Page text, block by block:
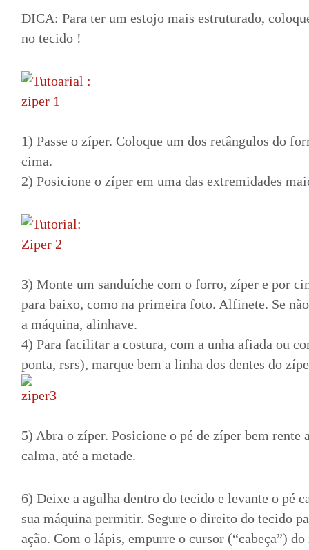
DICA: Para ter um estojo mais estruturado,
no tecido !
1) Passe o zíper. Coloque um dos retângulos do
cima.
2) Posicione o zíper em uma das extremidades
3) Monte um sanduíche com o forro, zíper e por
para baixo, como na primeira foto. Alfinete. Se
a máquina, alinhave.
4) Para facilitar a costura, com a unha afiada ou
ponta, rsrs), marque bem a linha dos dentes do
5) Abra o zíper. Posicione o pé de zíper bem rente
calma, até a metade.
6) Deixe a agulha dentro do tecido e levante o pé
sua máquina permitir. Segure o direito do tecido
ação. Com o lápis, empurre o cursor (“cabeça”)